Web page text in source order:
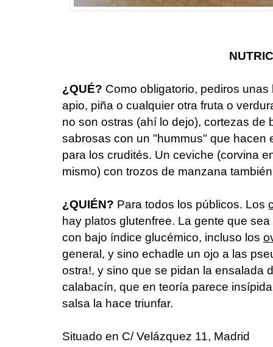
¿QUÉ? Como obligatorio, pediros
apio, piña o cualquier otra fruta o
no son ostras (ahí lo dejo), cortezas de
sabrosas con un "hummus" que hacen
para los crudités. Un ceviche (corvina
mismo) con trozos de manzana
¿QUIÉN? Para todos los públicos. Los
hay platos glutenfree. La gente que sea
con bajo índice glucémico, incluso los
general, y sino echadle un ojo a las
ostra!, y sino que se pidan la ensalada
calabacín, que en teoría parece
salsa la hace triunfar.
Situado en C/ Velázquez 11, Madrid